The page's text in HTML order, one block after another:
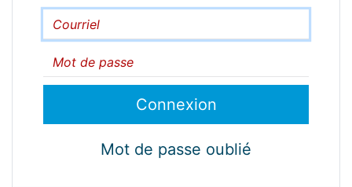
Courriel
Mot de passe
Mot de passe oublié